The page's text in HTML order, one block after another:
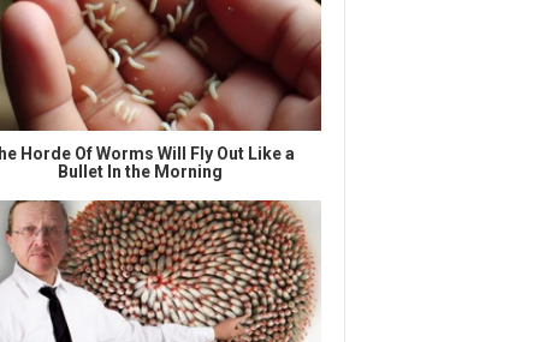
Horde Of Worms Will Fly Out Like a
Bullet In the Morning